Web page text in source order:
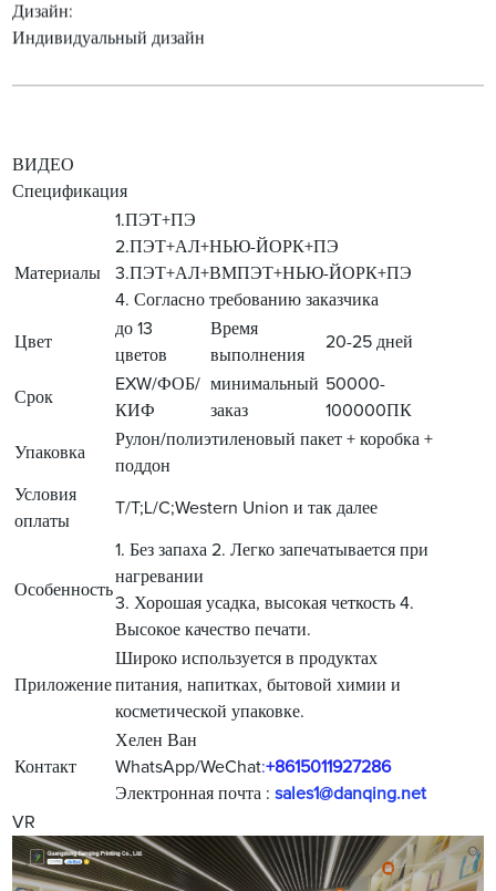
Дизайн:
Индивидуальный дизайн
ВИДЕО
Спецификация
Материалы
1.ПЭТ+ПЭ
2.ПЭТ+АЛ+НЬЮ-ЙОРК+ПЭ
3.ПЭТ+АЛ+ВМПЭТ+НЬЮ-ЙОРК+ПЭ
4. Согласно требованию заказчика
Цвет
до 13
цветов
Время
выполнения
20-25 дней
Срок
EXW/ФОБ/
КИФ
минимальный
заказ
50000-
100000ПК
Упаковка
Рулон/полиэтиленовый пакет + коробка +
поддон
Условия
оплаты
T/T;L/C;Western Union и так далее
Особенность
1. Без запаха 2. Легко запечатывается при
нагревании
3. Хорошая усадка, высокая четкость 4.
Высокое качество печати.
Приложение
Широко используется в продуктах
питания, напитках, бытовой химии и
косметической упаковке.
Контакт
Хелен Ван
WhatsApp/WeChat:+8615011927286
Электронная почта : sales1@danqing.net
VR